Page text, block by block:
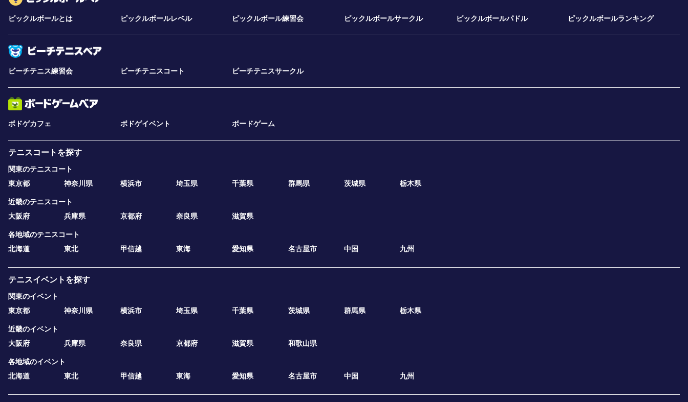
ピックルボールとは ピックルボールレベル ピックルボール練習会 ピックルボールサークル ピックルボールパドル ピックルボールランキング
ビーチテニス練習会 ビーチテニスコート ビーチテニスサークル
ボドゲカフェ ボドゲイベント ボードゲーム
テニスコートを探す
関東のテニスコート
東京都
神奈川県 横浜市 埼玉県 千葉県 群馬県 茨城県 栃木県
近畿のテニスコート
大阪府
兵庫県 京都府 奈良県 滋賀県
各地域のテニスコート
北海道
東北 甲信越 東海 愛知県 名古屋市 中国 九州
テニスイベントを探す
関東のイベント
東京都
神奈川県 横浜市 埼玉県 千葉県 茨城県 群馬県 栃木県
近畿のイベント
大阪府
兵庫県 奈良県 京都府 滋賀県 和歌山県
各地域のイベント
北海道
東北 甲信越 東海 愛知県 名古屋市 中国 九州